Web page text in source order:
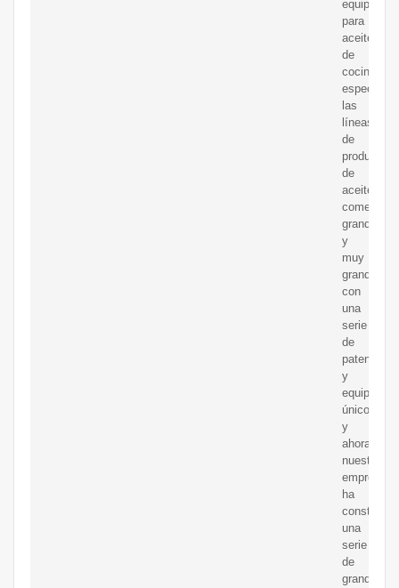
equipos
para
aceite
de
cocina,
las
líneas
de
producción
de
aceite
comestible
grandes
y
muy
grandes,
con
una
serie
de
patentes
y
equipos
únicos,
y
ahora
nuestra
empresa
ha
construido
una
serie
de
grandes